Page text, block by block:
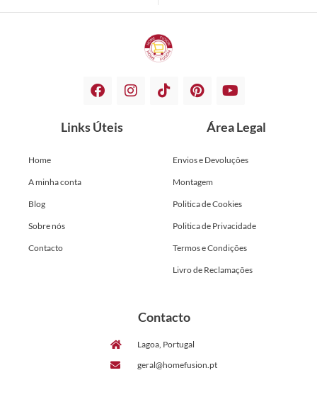
Links Úteis
Home
A minha conta
Blog
Sobre nós
Contacto
Área Legal
Envios e Devoluções
Montagem
Politica de Cookies
Politica de Privacidade
Termos e Condições
Livro de Reclamações
Contacto
Lagoa, Portugal
geral@homefusion.pt